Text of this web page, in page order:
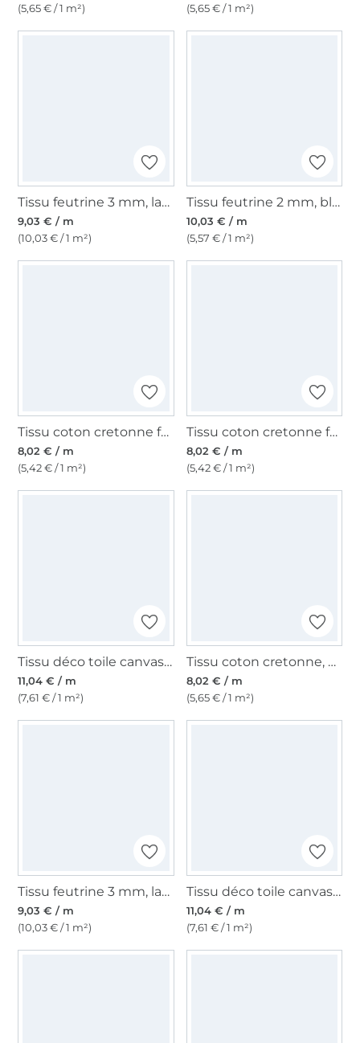
(5,65 € / 1 m²)
(5,65 € / 1 m²)
Tissu feutrine 3 mm, largeur 90 cm, rouge
9,03 € / m
(10,03 € / 1 m²)
Tissu feutrine 2 mm, blanc
10,03 € / m
(5,57 € / 1 m²)
Tissu coton cretonne fanion, vert olive
8,02 € / m
(5,42 € / 1 m²)
Tissu coton cretonne fanion, orange
8,02 € / m
(5,42 € / 1 m²)
Tissu déco toile canvas uni, vert gris
11,04 € / m
(7,61 € / 1 m²)
Tissu coton cretonne, orange
8,02 € / m
(5,65 € / 1 m²)
Tissu feutrine 3 mm, largeur 90 cm, bleu royal
9,03 € / m
(10,03 € / 1 m²)
Tissu déco toile canvas uni, boue
11,04 € / m
(7,61 € / 1 m²)